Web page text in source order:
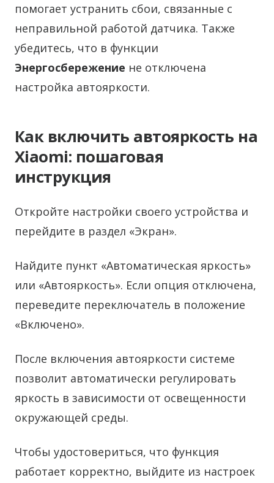
помогает устранить сбои, связанные с
неправильной работой датчика. Также
убедитесь, что в функции
Энергосбережение не отключена
настройка автояркости.
Как включить автояркость на
Xiaomi: пошаговая
инструкция
Откройте настройки своего устройства и
перейдите в раздел «Экран».
Найдите пункт «Автоматическая яркость»
или «Автояркость». Если опция отключена,
переведите переключатель в положение
«Включено».
После включения автояркости системе
позволит автоматически регулировать
яркость в зависимости от освещенности
окружающей среды.
Чтобы удостовериться, что функция
работает корректно, выйдите из настроек